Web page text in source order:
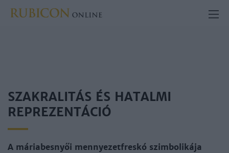
SZAKRALITÁS ÉS HATALMI
REPREZENTÁCIÓ
A máriabesnyői mennyezetfreskó szimbolikája